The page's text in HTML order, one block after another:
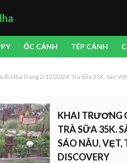
ỐC CẢNH TÉP CẢNH
Rì Nha Trang 2/12/2024. Trà Sữa 35K. Sân
KHAI TRƯƠNG
TRÀ SỮA 35K.
SÁO NÂU, VẸT,
DISCOVERY